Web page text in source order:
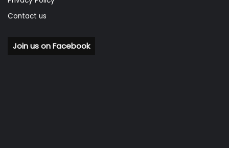
Contact us
Join us on Facebook